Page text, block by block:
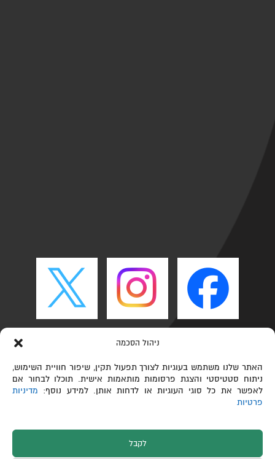
ניהול הסכמה
האתר שלנו משתמש בעוגיות לצורך תפעול תקין, שיפור חוויית השימוש,
ניתוח סטטיסטי והצגת פרסומות מותאמות אישית. תוכלו לבחור אם
לאפשר את כל סוגי העוגיות או לדחות אותן. למידע נוסף: מדיניות
פרטיות
לקבל